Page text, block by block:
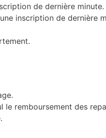
de dernière minute.
inscription de dernière
le remboursement des